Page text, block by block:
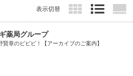
表示切替
薬局グループ
賢章のビビビ！【アーカイブのご案内】